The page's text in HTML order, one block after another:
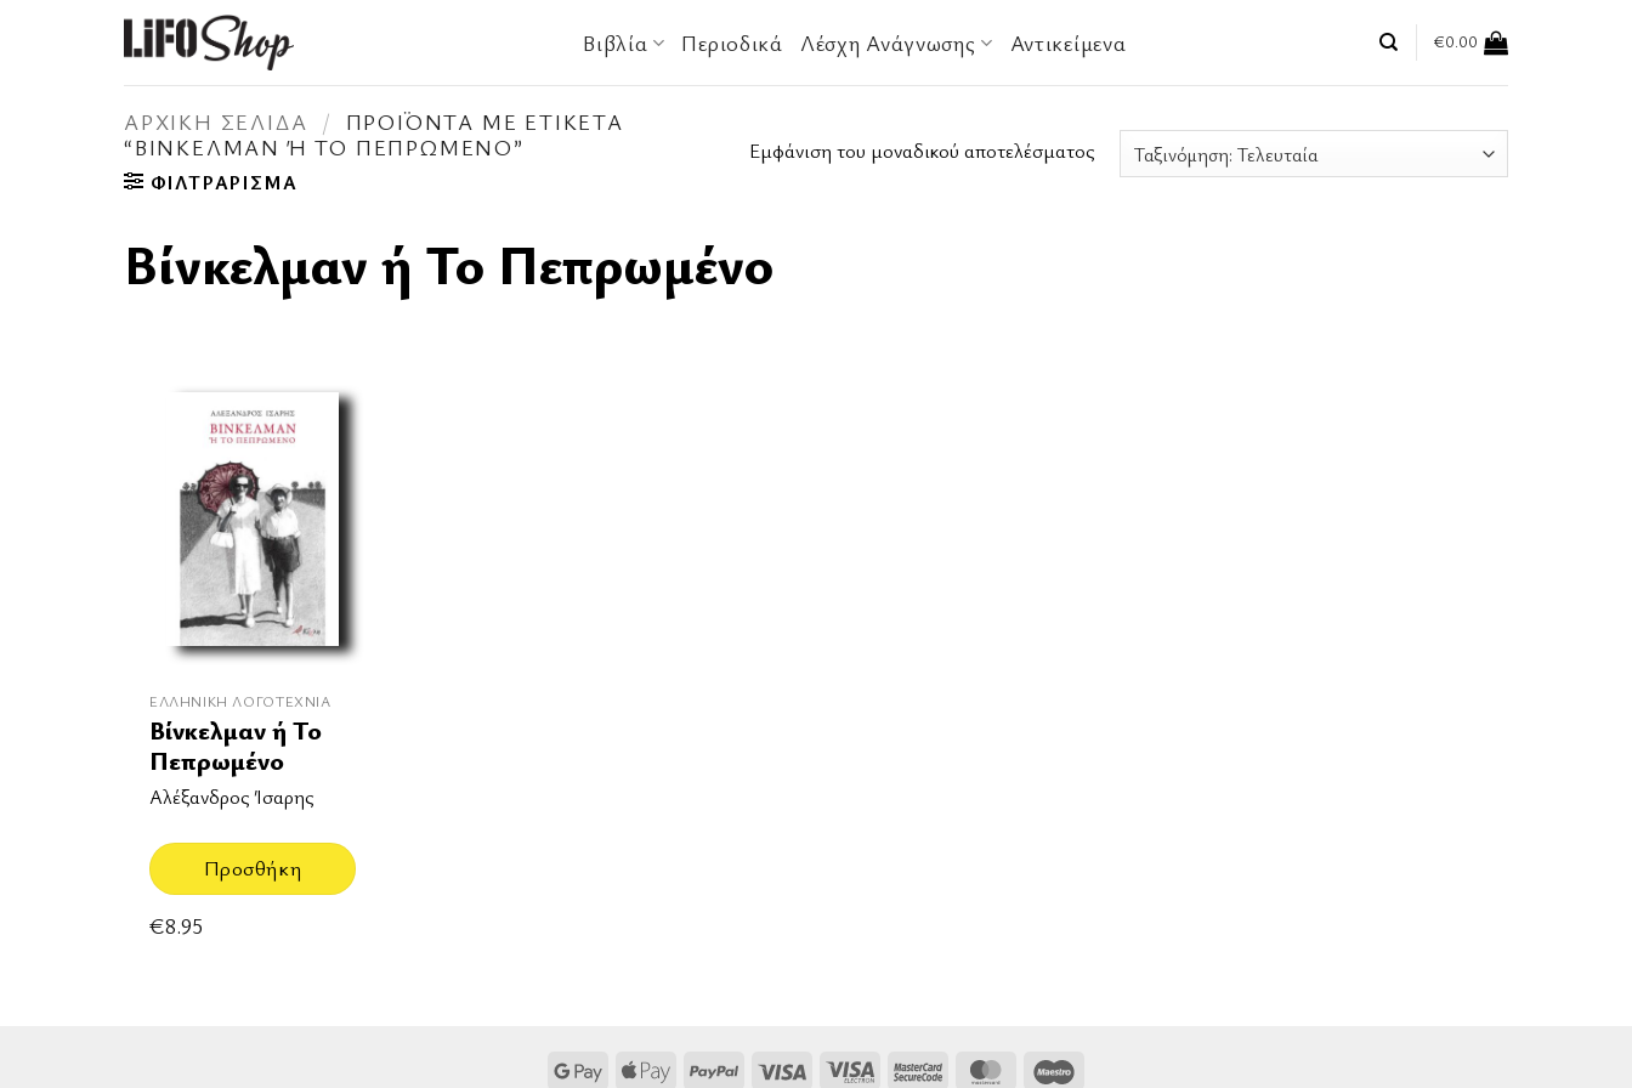
Βιβλία Περιοδικά Λέσχη Ανάγνωσης Αντικείμενα €0.00
ΑΡΧΙΚΉ ΣΕΛΊΔΑ /
ΠΡΟΪΌΝΤΑ ΜΕ ΕΤΙΚΈΤΑ
“ΒΊΝΚΕΛΜΑΝ Ή ΤΟ ΠΕΠΡΩΜΈΝΟ”
ΦΙΛΤΡΆΡΙΣΜΑ
Εμφάνιση του μοναδικού αποτελέσματος
Βίνκελμαν ή Το Πεπρωμένο
ΕΛΛΗΝΙΚΉ ΛΟΓΟΤΕΧΝΊΑ
Βίνκελμαν ή Το
Πεπρωμένο
Αλέξανδρος Ίσαρης
Προσθήκη
€8.95
Google Apple
PayPal Visa
Visa
MasterCardMasterCard